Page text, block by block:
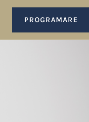
PROGRAMARE